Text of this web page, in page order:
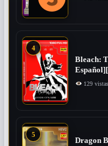
4
Bleach:
129 vistas
5
Dragon